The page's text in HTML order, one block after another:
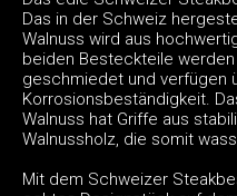
Das in der Schweiz
Walnuss wird aus
beiden Besteckteile werden
geschmiedet und verfügen
Korrosionsbeständigkeit.
Walnuss hat Griffe aus
Walnussholz, die somit
Mit dem Schweizer